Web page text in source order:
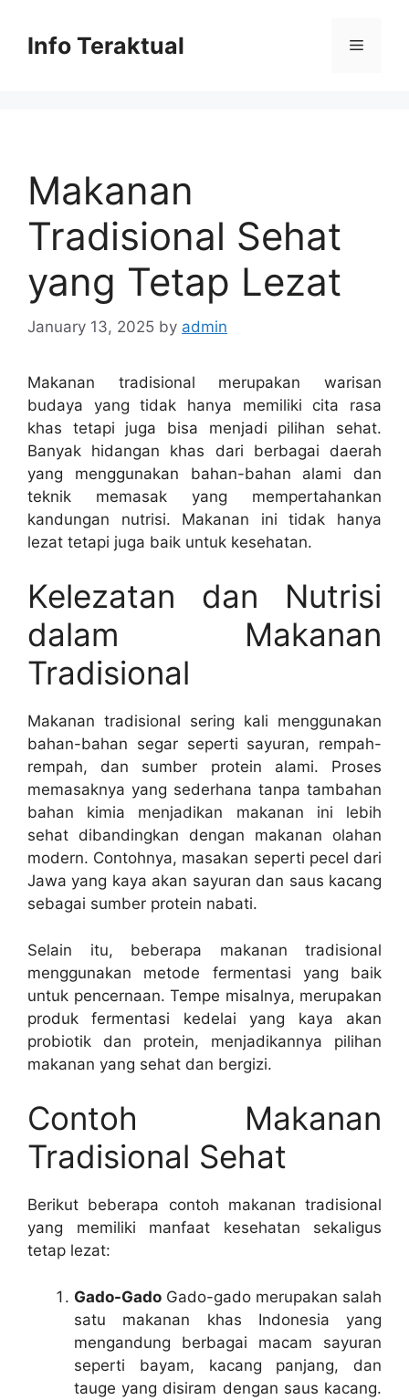
contentInfo Teraktual Menu
Makanan
Tradisional Sehat
yang Tetap Lezat
January 13, 2025 by admin
Makanan tradisional merupakan warisan
budaya yang tidak hanya memiliki cita rasa
khas tetapi juga bisa menjadi pilihan sehat.
Banyak hidangan khas dari berbagai daerah
yang menggunakan bahan-bahan alami dan
teknik memasak yang mempertahankan
kandungan nutrisi. Makanan ini tidak hanya
lezat tetapi juga baik untuk kesehatan.
Kelezatan dan Nutrisi
dalam Makanan
Tradisional
Makanan tradisional sering kali menggunakan
bahan-bahan segar seperti sayuran, rempah-
rempah, dan sumber protein alami. Proses
memasaknya yang sederhana tanpa tambahan
bahan kimia menjadikan makanan ini lebih
sehat dibandingkan dengan makanan olahan
modern. Contohnya, masakan seperti pecel dari
Jawa yang kaya akan sayuran dan saus kacang
sebagai sumber protein nabati.
Selain itu, beberapa makanan tradisional
menggunakan metode fermentasi yang baik
untuk pencernaan. Tempe misalnya, merupakan
produk fermentasi kedelai yang kaya akan
probiotik dan protein, menjadikannya pilihan
makanan yang sehat dan bergizi.
Contoh Makanan
Tradisional Sehat
Berikut beberapa contoh makanan tradisional
yang memiliki manfaat kesehatan sekaligus
tetap lezat:
Gado-Gado Gado-gado merupakan salah
satu makanan khas Indonesia yang
mengandung berbagai macam sayuran
seperti bayam, kacang panjang, dan
tauge yang disiram dengan saus kacang.